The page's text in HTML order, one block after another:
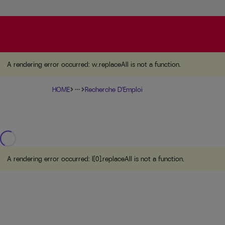
A rendering error occurred:w.replaceAll is not a function
A rendering error occurred: w.replaceAll is not a function.
HOME more_horiz Recherche D'Emploi
A rendering error occurred: l[0].replaceAll is not a function.